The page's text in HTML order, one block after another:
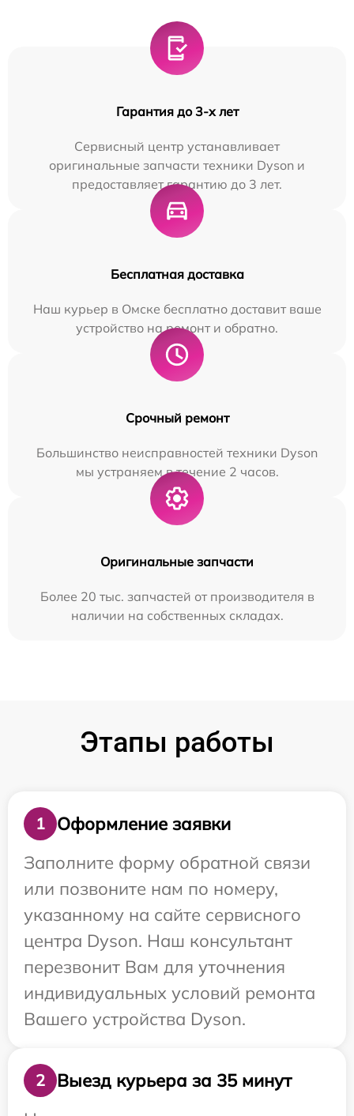
Гарантия до 3-х лет
Сервисный центр устанавливает
оригинальные запчасти техники Dyson и
предоставляет гарантию до 3 лет.
Бесплатная доставка
Наш курьер в Омске бесплатно доставит ваше
устройство на ремонт и обратно.
Срочный ремонт
Большинство неисправностей техники Dyson
мы устраняем в течение 2 часов.
Оригинальные запчасти
Более 20 тыс. запчастей от производителя в
наличии на собственных складах.
Этапы работы
1
Оформление заявки
Заполните форму обратной связи
или позвоните нам по номеру,
указанному на сайте сервисного
центра Dyson. Наш консультант
перезвонит Вам для уточнения
индивидуальных условий ремонта
Вашего устройства Dyson.
2
Выезд курьера за 35 минут